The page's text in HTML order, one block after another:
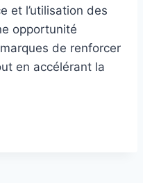
et l’utilisation des
opportunité
de renforcer
en accélérant la